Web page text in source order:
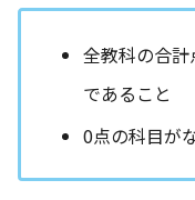
全教科の合
であること
0点の科目が